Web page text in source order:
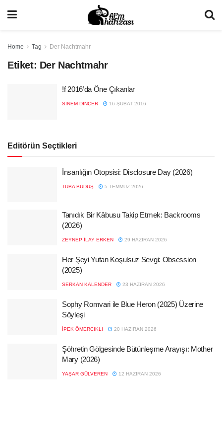
Home Tag Der Nachtmahr
Etiket: Der Nachtmahr
!f 2016’da Öne Çıkanlar
SINEM DINÇER 16 ŞUBAT 2016
Editörün Seçtikleri
İnsanlığın Otopsisi: Disclosure Day (2026)
TUBA BÜDÜŞ 5 TEMMUZ 2026
Tanıdık Bir Kâbusu Takip Etmek: Backrooms
(2026)
ZEYNEP İLAY ERKEN 29 HAZIRAN 2026
Her Şeyi Yutan Koşulsuz Sevgi: Obsession
(2025)
SERKAN KALENDER 23 HAZIRAN 2026
Sophy Romvari ile Blue Heron (2025) Üzerine
Söyleşi
İPEK ÖMERCIKLI 20 HAZIRAN 2026
Şöhretin Gölgesinde Bütünleşme Arayışı: Mother
Mary (2026)
YAŞAR GÜLVEREN 12 HAZIRAN 2026